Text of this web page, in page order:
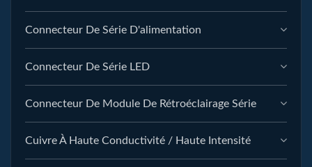
Connecteur De Série D'alimentation
Connecteur De Série LED
Connecteur De Module De Rétroéclairage Série
Cuivre À Haute Conductivité / Haute Intensité